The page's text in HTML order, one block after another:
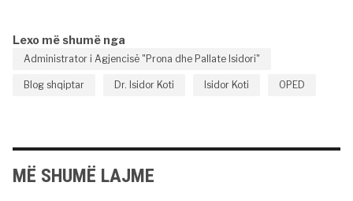
Lexo më shumë nga
Administrator i Agjencisë "Prona dhe Pallate Isidori"
Blog shqiptar Dr. Isidor Koti Isidor Koti OPED
MË SHUMË LAJME